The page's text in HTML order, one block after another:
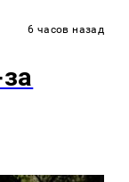
6 часов назад